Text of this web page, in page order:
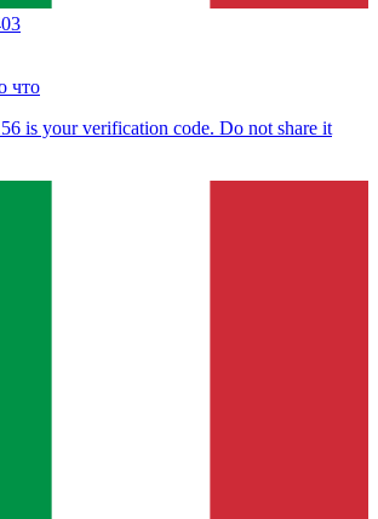
что
is your verification code. Do not share it